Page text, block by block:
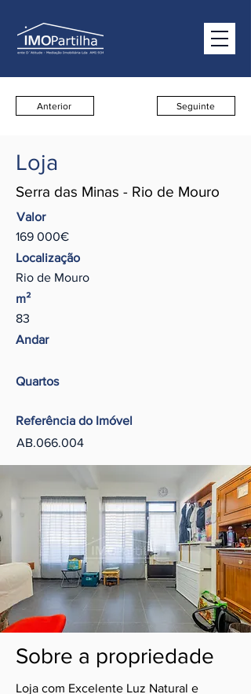
Anterior Seguinte
Loja
Serra das Minas - Rio de Mouro
Valor
169 000€
Localização
Rio de Mouro
m²
83
Andar
Quartos
Referência do Imóvel
AB.066.004
Sobre a propriedade
Loja com Excelente Luz Natural e